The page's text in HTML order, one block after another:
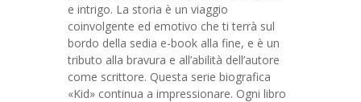
e intrigo. La storia è un viaggio
coinvolgente ed emotivo che ti terrà sul
bordo della sedia e-book alla fine, e è un
tributo alla bravura e all’abilità dell’autore
come scrittore. Questa serie biografica
«Kid» continua a impressionare. Ogni libro